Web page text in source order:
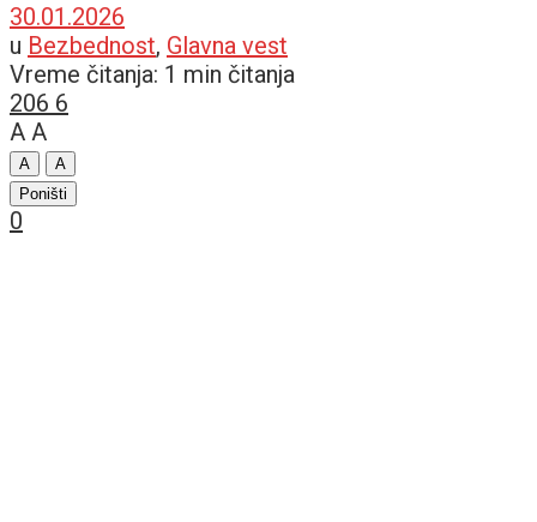
30.01.2026
u Bezbednost, Glavna vest
Vreme čitanja: 1 min čitanja
206 6
A A
A
A
Poništi
0